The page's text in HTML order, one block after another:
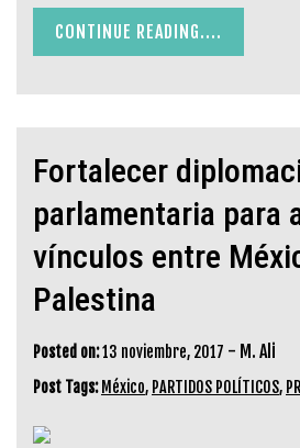
CONTINUE READING....
Fortalecer
parlamentaria para
vínculos entre
Palestina
Posted on:13 noviembre, 2017 - M. Ali
Post Tags: México, PARTIDOS POLÍTICOS,